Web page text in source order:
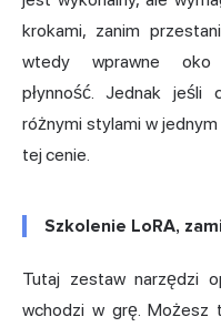
krokami, zanim
wtedy wprawne oko
płynność. Jednak jeśli
różnymi stylami w
tej cenie.
Szkolenie LoRA,
Tutaj zestaw narzędzi
wchodzi w grę. Możesz